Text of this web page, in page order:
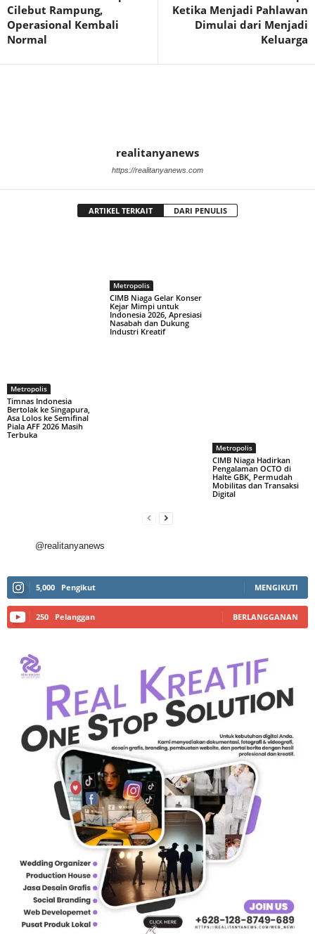
Cilebut Rampung,
Operasional Kembali
Normal
Ketika Menjadi Pahlawan
Dimulai dari Menjadi
Keluarga
realitanyanews
https://realitanyanews.com
ARTIKEL TERKAIT DARI PENULIS
Metropolis
Timnas Indonesia
Bertolak ke Singapura,
Asa Lolos ke Semifinal
Piala AFF 2026 Masih
Terbuka
Metropolis
CIMB Niaga Gelar Konser
Kejar Mimpi untuk
Indonesia 2026, Apresiasi
Nasabah dan Dukung
Industri Kreatif
Metropolis
CIMB Niaga Hadirkan
Pengalaman OCTO di
Halte GBK, Permudah
Mobilitas dan Transaksi
Digital
@realitanyanews
5,000 Pengikut MENGIKUTI
250 Pelanggan BERLANGGANAN